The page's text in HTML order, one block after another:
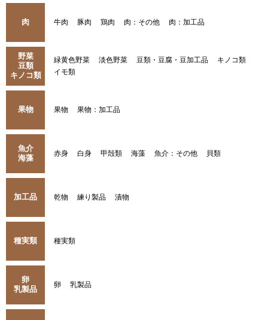
肉 牛肉 豚肉 鶏肉 肉：その他 肉：加工品
野菜
豆類
キノコ類
緑黄色野菜 淡色野菜 豆類・豆腐・豆加工品
キノコ類
イモ類
果物 果物 果物：加工品
魚介
海藻
赤身 白身 甲殻類 海藻 魚介：その他 貝類
加工品 乾物 練り製品 漬物
種実類 種実類
卵
乳製品
卵 乳製品